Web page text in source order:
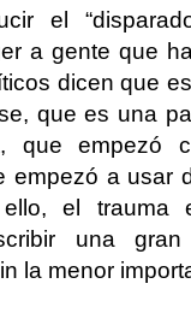
el
a gente que
dicen que
que es una
que empezó
empezó a usar
ello, el trauma
una
la menor